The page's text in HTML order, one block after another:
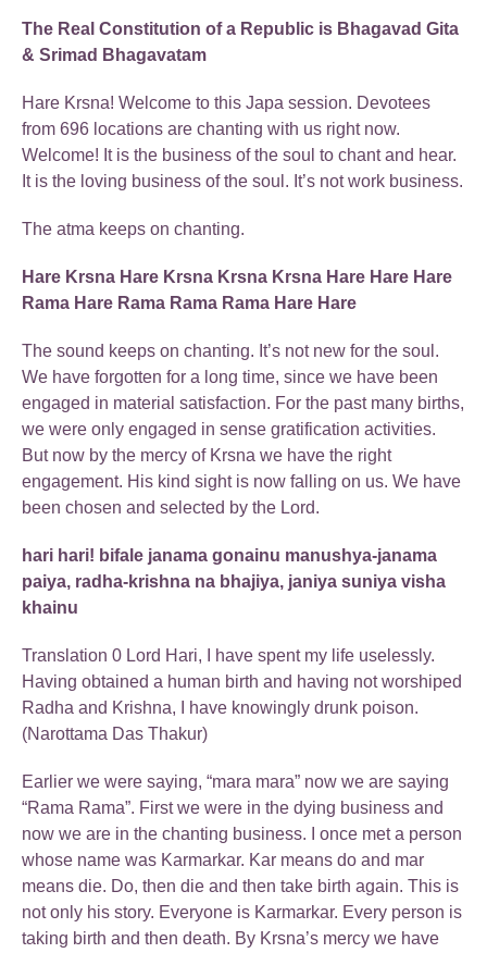
The Real Constitution of a Republic is Bhagavad Gita
& Srimad Bhagavatam
Hare Krsna! Welcome to this Japa session. Devotees
from 696 locations are chanting with us right now.
Welcome! It is the business of the soul to chant and hear.
It is the loving business of the soul. It’s not work business.
The atma keeps on chanting.
Hare Krsna Hare Krsna Krsna Krsna Hare Hare Hare
Rama Hare Rama Rama Rama Hare Hare
The sound keeps on chanting. It’s not new for the soul.
We have forgotten for a long time, since we have been
engaged in material satisfaction. For the past many births,
we were only engaged in sense gratification activities.
But now by the mercy of Krsna we have the right
engagement. His kind sight is now falling on us. We have
been chosen and selected by the Lord.
hari hari! bifale janama gonainu manushya-janama
paiya, radha-krishna na bhajiya, janiya suniya visha
khainu
Translation 0 Lord Hari, I have spent my life uselessly.
Having obtained a human birth and having not worshiped
Radha and Krishna, I have knowingly drunk poison.
(Narottama Das Thakur)
Earlier we were saying, “mara mara” now we are saying
“Rama Rama”. First we were in the dying business and
now we are in the chanting business. I once met a person
whose name was Karmarkar. Kar means do and mar
means die. Do, then die and then take birth again. This is
not only his story. Everyone is Karmarkar. Every person is
taking birth and then death. By Krsna’s mercy we have